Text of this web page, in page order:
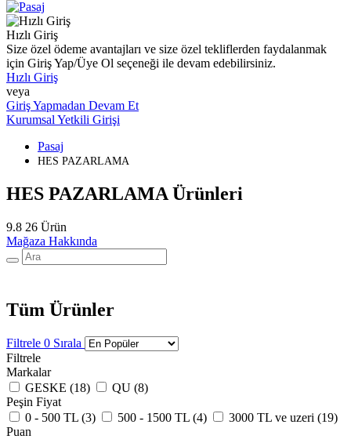
Hızlı Giriş
Size özel ödeme avantajları ve size özel tekliflerden faydalanmak
için Giriş Yap/Üye Ol seçeneği ile devam edebilirsiniz.
Hızlı Giriş
veya
Giriş Yapmadan Devam Et
Kurumsal Yetkili Girişi
Pasaj
HES PAZARLAMA
HES PAZARLAMA Ürünleri
9.8 26 Ürün
Mağaza Hakkında
Tüm Ürünler
Filtrele 0 Sırala
Filtrele
Markalar
GESKE (18) QU (8)
Peşin Fiyat
0 - 500 TL (3) 500 - 1500 TL (4) 3000 TL ve uzeri (19)
Puan